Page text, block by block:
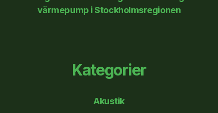
värmepump i Stockholmsregionen
Kategorier
Akustik